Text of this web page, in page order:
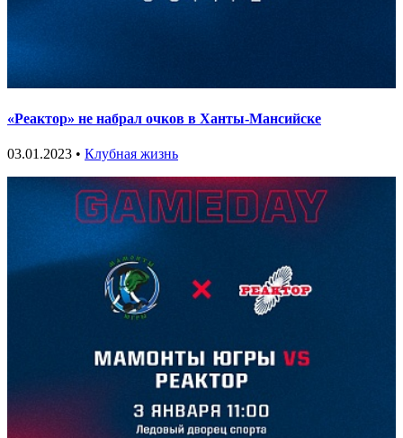
«Реактор» не набрал очков в Ханты-Мансийске
03.01.2023 • Клубная жизнь